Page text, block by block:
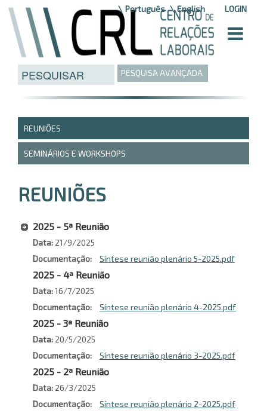
Saltar para o conteúdo LOGIN
Português English
PESQUISA AVANÇADA
REUNIÕES
SEMINÁRIOS E WORKSHOPS
REUNIÕES
2025 - 5ª Reunião
Data 21/9/2025
Documentação
Síntese reunião plenário 5-2025.pdf
2025 - 4ª Reunião
Data 16/7/2025
Documentação
Síntese reunião plenário 4-2025.pdf
2025 - 3ª Reunião
Data 20/5/2025
Documentação
Síntese reunião plenário 3-2025.pdf
2025 - 2ª Reunião
Data 26/3/2025
Documentação
Síntese reunião plenário 2-2025.pdf